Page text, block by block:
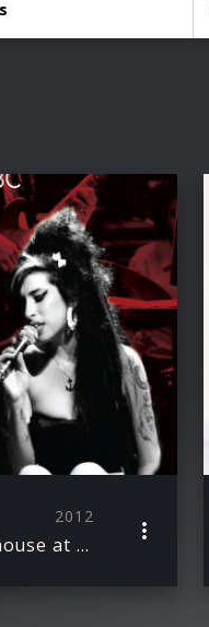
2012
Amy Winehouse at the BBC